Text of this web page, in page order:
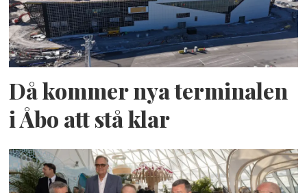
Då kommer nya terminalen
i Åbo att stå klar